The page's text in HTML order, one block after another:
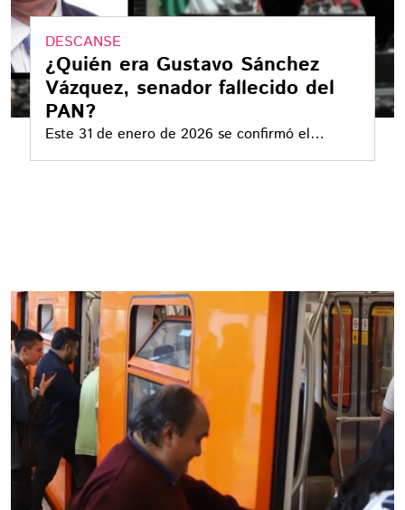
DESCANSE
¿Quién era Gustavo Sánchez
Vázquez, senador fallecido del
PAN?
Este 31 de enero de 2026 se confirmó el
deceso del senador de la bancada azul